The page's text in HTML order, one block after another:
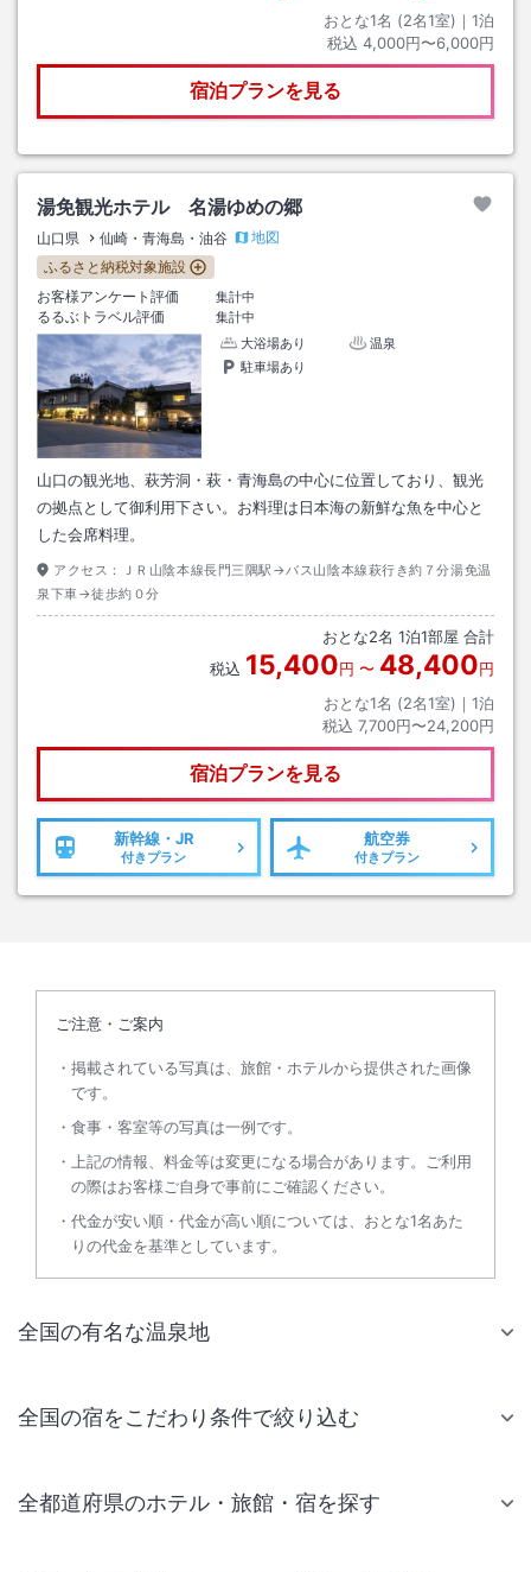
おとな1名 (2名1室)｜ 1泊
税込 4,000円〜6,000円
宿泊プランを見る
湯免観光ホテル 名湯ゆめの郷
山口県 仙崎・青海島・油谷
地図
ふるさと納税対象施設
お客様アンケート評価
集計中
るるぶトラベル評価
集計中
大浴場あり
温泉
駐車場あり
山口の観光地、萩芳洞・萩・青海島の中心に位置しており、観光
の拠点として御利用下さい。お料理は日本海の新鮮な魚を中心と
した会席料理。
アクセス：
ＪＲ山陰本線長門三隅駅→バス山陰本線萩行き約７分湯免温
泉下車→徒歩約０分
おとな2名 1泊1部屋 合計
税込 15,400円 〜 48,400円
おとな1名 (2名1室)｜ 1泊
税込 7,700円〜24,200円
宿泊プランを見る
新幹線・JR
付きプラン
航空券
付きプラン
ご注意・ご案内
掲載されている写真は、旅館・ホテルから提供された画像
です。
食事・客室等の写真は一例です。
上記の情報、料金等は変更になる場合があります。ご利用
の際はお客様ご自身で事前にご確認ください。
代金が安い順・代金が高い順については、おとな1名あた
りの代金を基準としています。
全国の有名な温泉地
全国の宿をこだわり条件で絞り込む
全都道府県のホテル・旅館・宿を探す